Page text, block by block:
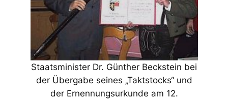
Staatsminister Dr. Günther Beckstein bei
der Übergabe seines „Taktstocks“ und
der Ernennungsurkunde am 12.